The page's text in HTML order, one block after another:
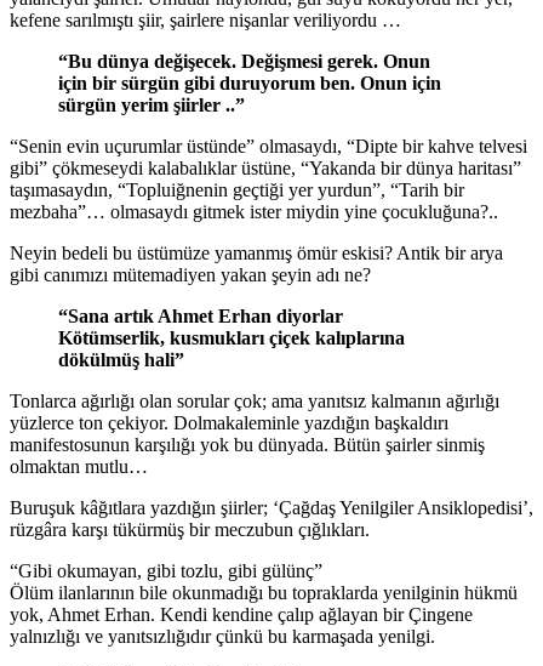
kefene sarılmıştı şiir, şairlere nişanlar veriliyordu …
“Bu dünya değişecek. Değişmesi gerek. Onun
için bir sürgün gibi duruyorum ben. Onun için
sürgün yerim şiirler ..”
“Senin evin uçurumlar üstünde” olmasaydı, “Dipte bir kahve telvesi
gibi” çökmeseydi kalabalıklar üstüne, “Yakanda bir dünya haritası”
taşımasaydın, “Topluiğnenin geçtiği yer yurdun”, “Tarih bir
mezbaha”… olmasaydı gitmek ister miydin yine çocukluğuna?..
Neyin bedeli bu üstümüze yamanmış ömür eskisi? Antik bir arya
gibi canımızı mütemadiyen yakan şeyin adı ne?
“Sana artık Ahmet Erhan diyorlar
Kötümserlik, kusmukları çiçek kalıplarına
dökülmüş hali”
Tonlarca ağırlığı olan sorular çok; ama yanıtsız kalmanın ağırlığı
yüzlerce ton çekiyor. Dolmakaleminle yazdığın başkaldırı
manifestosunun karşılığı yok bu dünyada. Bütün şairler sinmiş
olmaktan mutlu…
Buruşuk kâğıtlara yazdığın şiirler; ‘Çağdaş Yenilgiler Ansiklopedisi’,
rüzgâra karşı tükürmüş bir meczubun çığlıkları.
“Gibi okumayan, gibi tozlu, gibi gülünç”
Ölüm ilanlarının bile okunmadığı bu topraklarda yenilginin hükmü
yok, Ahmet Erhan. Kendi kendine çalıp ağlayan bir Çingene
yalnızlığı ve yanıtsızlığıdır çünkü bu karmaşada yenilgi.